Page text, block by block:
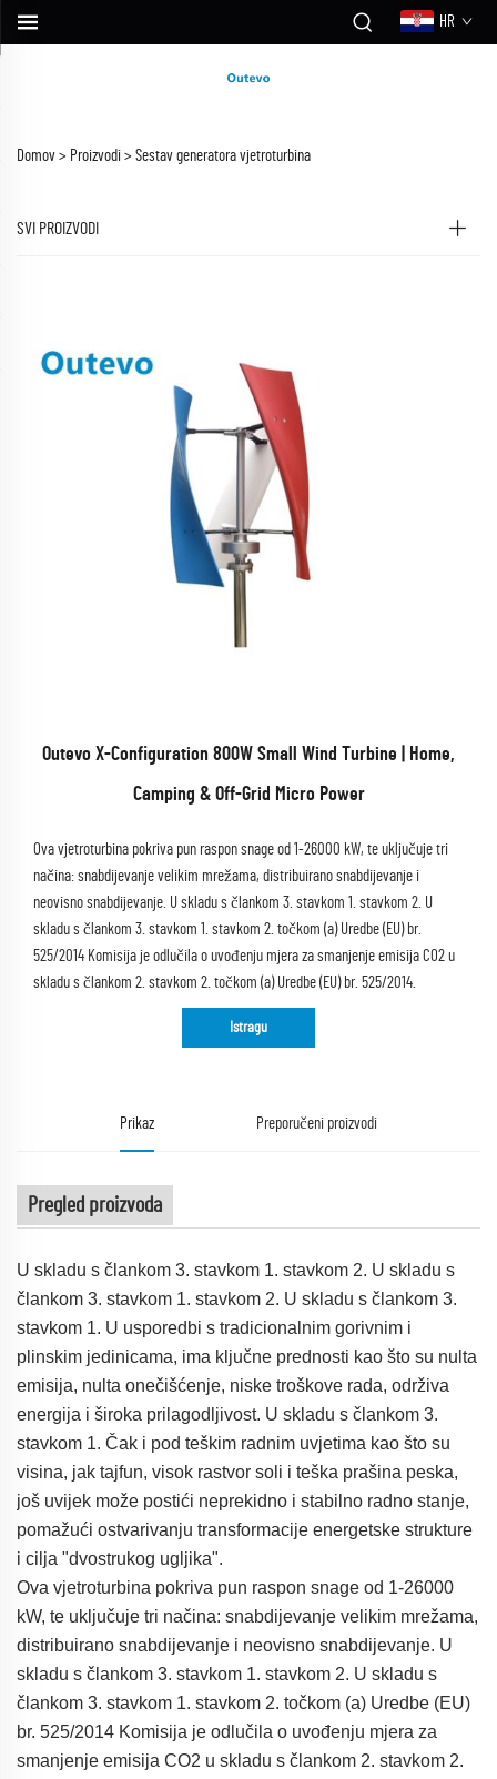
HR
Domov > Proizvodi > Sestav generatora vjetroturbina
SVI PROIZVODI
Outevo X-Configuration 800W Small Wind Turbine | Home,
Camping & Off-Grid Micro Power
Ova vjetroturbina pokriva pun raspon snage od 1-26000 kW, te uključuje tri
načina: snabdijevanje velikim mrežama, distribuirano snabdijevanje i
neovisno snabdijevanje. U skladu s člankom 3. stavkom 1. stavkom 2. U
skladu s člankom 3. stavkom 1. stavkom 2. točkom (a) Uredbe (EU) br.
525/2014 Komisija je odlučila o uvođenju mjera za smanjenje emisija CO2 u
skladu s člankom 2. stavkom 2. točkom (a) Uredbe (EU) br. 525/2014.
Istragu
Prikaz Preporučeni proizvodi
Pregled proizvoda
U skladu s člankom 3. stavkom 1. stavkom 2. U skladu s
člankom 3. stavkom 1. stavkom 2. U skladu s člankom 3.
stavkom 1. U usporedbi s tradicionalnim gorivnim i
plinskim jedinicama, ima ključne prednosti kao što su nulta
emisija, nulta onečišćenje, niske troškove rada, održiva
energija i široka prilagodljivost. U skladu s člankom 3.
stavkom 1. Čak i pod teškim radnim uvjetima kao što su
visina, jak tajfun, visok rastvor soli i teška prašina peska,
još uvijek može postići neprekidno i stabilno radno stanje,
pomažući ostvarivanju transformacije energetske strukture
i cilja "dvostrukog ugljika".
Ova vjetroturbina pokriva pun raspon snage od 1-26000
kW, te uključuje tri načina: snabdijevanje velikim mrežama,
distribuirano snabdijevanje i neovisno snabdijevanje. U
skladu s člankom 3. stavkom 1. stavkom 2. U skladu s
člankom 3. stavkom 1. stavkom 2. točkom (a) Uredbe (EU)
br. 525/2014 Komisija je odlučila o uvođenju mjera za
smanjenje emisija CO2 u skladu s člankom 2. stavkom 2.